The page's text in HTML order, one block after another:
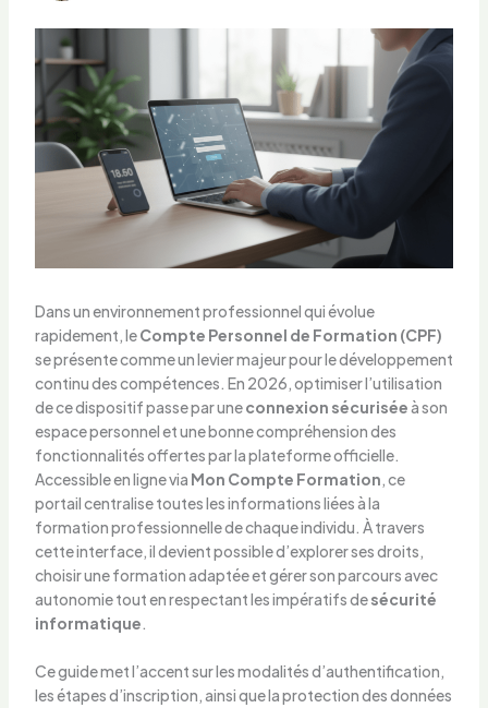
Dans un environnement professionnel qui évolue
rapidement, leCompte Personnel de Formation (CPF)
se présente comme un levier majeur pour le développement
continu des compétences. En 2026, optimiser l’utilisation
de ce dispositif passe par uneconnexion sécuriséeà son
espace personnel et une bonne compréhension des
fonctionnalités offertes par la plateforme officielle.
Accessible en ligne via Mon Compte Formation, ce
portail centralise toutes les informations liées à la
formation professionnelle de chaque individu. À travers
cette interface, il devient possible d’explorer ses droits,
choisir une formation adaptée et gérer son parcours avec
autonomie tout en respectant les impératifs desécurité
informatique.
Ce guide met l’accent sur les modalités d’authentification,
les étapes d’inscription, ainsi que la protection des données